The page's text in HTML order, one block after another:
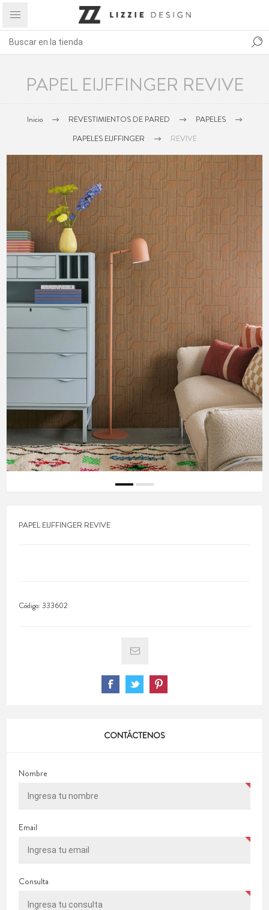
PAPEL EIJFFINGER REVIVE
Inicio REVESTIMIENTOS DE PARED
PAPELES
PAPELES EIJFFINGER
REVIVE
PAPEL EIJFFINGER REVIVE
Código:333602
CONTÁCTENOS
Nombre
Email
Consulta